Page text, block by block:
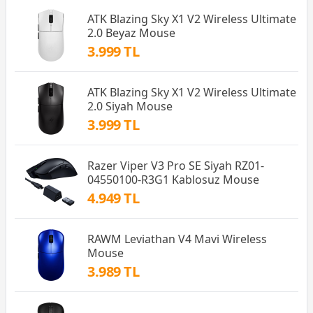
ATK Blazing Sky X1 V2 Wireless Ultimate
2.0 Beyaz Mouse
3.999 TL
ATK Blazing Sky X1 V2 Wireless Ultimate
2.0 Siyah Mouse
3.999 TL
Razer Viper V3 Pro SE Siyah RZ01-
04550100-R3G1 Kablosuz Mouse
4.949 TL
RAWM Leviathan V4 Mavi Wireless
Mouse
3.989 TL